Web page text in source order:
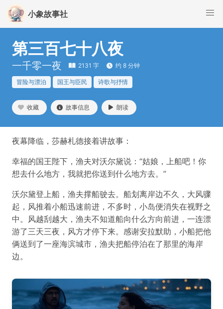
小象故事社
第三百七十八夜
一千零一夜 2131 字 约 8 分钟
冒险与漂泊 国王与臣民 诗歌与抒情
收藏 故事信息 朗读
夜幕降临，莎赫札德接着讲故事：
幸福的国王陛下，渔夫对沃尔黛说：“姑娘，上船吧！你
想去什么地方，我就把你送到什么地方去。”
沃尔黛登上船，渔夫撑船驶去。船划离岸边不久，大风骤
起，风推着小船迅速前进，不多时，小岛便消失在视野之
中。风越刮越大，渔夫不知道船向什么方向前进，一连漂
游了三天三夜，风方才停下来。感谢安拉默助，小船把他
俩送到了一座海滨城市，渔夫把船停泊在了那里的海岸
边。